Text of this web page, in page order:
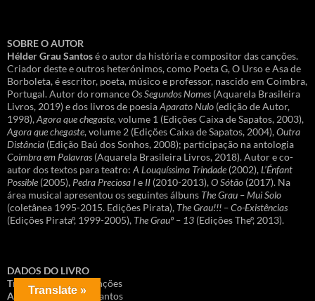
SOBRE O AUTOR
Hélder Grau Santosé o autor da história e compositor das canções.
Criador deste e outros heterónimos, como Poeta G, O Urso e Asa de
Borboleta, é escritor, poeta, músico e professor, nascido em Coimbra,
Portugal. Autor do romanceOs Segundos Nomes (Aquarela Brasileira
Livros, 2019) e dos livros de poesiaAparato Nulo (edição de Autor,
1998),Agora que chegaste, volume 1 (Edições Caixa de Sapatos, 2003),
Agora que chegaste, volume 2 (Edições Caixa de Sapatos, 2004),Outra
Distância (Edição Baú dos Sonhos, 2008); participação na antologia
Coimbra em Palavras (Aquarela Brasileira Livros, 2018). Autor e co-
autor dos textos para teatro: A Louquíssima Trindade (2002),L’Énfant
Possible (2005), Pedra Preciosa Ie II (2010-2013),O Sótão (2017). Na
área musical apresentou os seguintes álbuns The Grau – Mui Solo
(coletânea 1995-2015. Edições Pirata), The Grau!!! – Co-Existências
(Edições Pirataº, 1999-2005), The Grauº – 13 (Edições Theº, 2013).
DADOS DO LIVRO
Título: O livro das canções
Autor : Hélder Grau Santos
Translate »